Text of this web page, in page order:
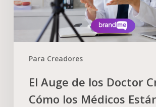
Para Creadores
El Auge de los Doctor
Cómo los Médicos